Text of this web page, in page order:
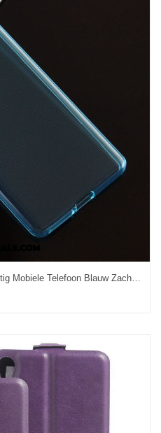
Sony Xperia E5 Hoesje Doorzichtig Mobiele Telefoon Blauw Zacht Hoes Online